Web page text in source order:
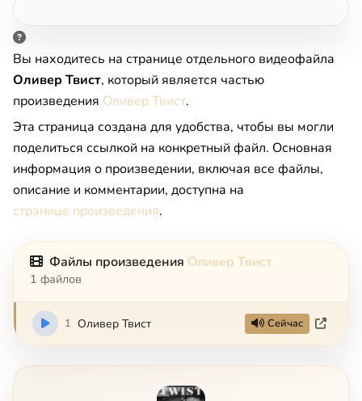
Вы находитесь на странице отдельного видеофайла
Оливер Твист, который является частью
произведения Оливер Твист.
Эта страница создана для удобства, чтобы вы могли
поделиться ссылкой на конкретный файл. Основная
информация о произведении, включая все файлы,
описание и комментарии, доступна на
странице произведения.
Файлы произведения Оливер Твист
1 файлов
1 Оливер Твист Сейчас